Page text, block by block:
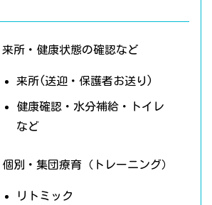
来所・健康状態の確認など
来所(送迎・保護者お送り)
健康確認・水分補給・トイレ
など
個別・集団療育（トレーニング）
リトミック